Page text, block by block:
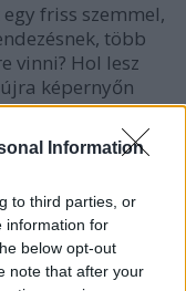
Information
to third parties, or
information for
below opt-out
note that after your
friss szemmel,
több
vinni? Hol lesz
képernyőn
műsorokban,
van az RTL-en.
itt, ha egyszer
kétszer-
vagy
nincs